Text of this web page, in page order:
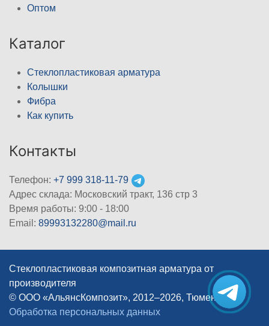
Оптом
Каталог
Стеклопластиковая арматура
Колышки
Фибра
Как купить
Контакты
Телефон: +7 999 318-11-79
Адрес склада: Московский тракт, 136 стр 3
Время работы: 9:00 - 18:00
Email: 89993132280@mail.ru
Стеклопластиковая композитная арматура от
производителя
© ООО «АльянсКомпозит», 2012–2026, Тюмень
|
Обработка персональных данных